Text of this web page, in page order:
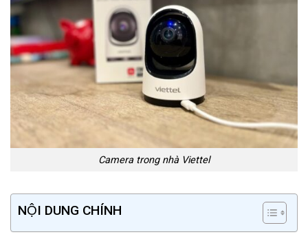
Camera trong nhà Viettel
NỘI DUNG CHÍNH